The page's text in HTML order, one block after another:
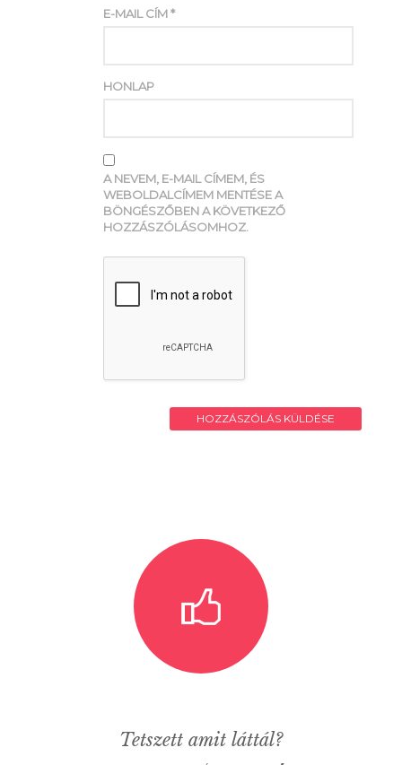
E-MAIL CÍM*
HONLAP
A NEVEM, E-MAIL CÍMEM, ÉS
WEBOLDALCÍMEM MENTÉSE A
BÖNGÉSZŐBEN A KÖVETKEZŐ
HOZZÁSZÓLÁSOMHOZ.
Tetszett amit láttál?